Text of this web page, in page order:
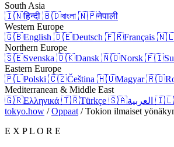
South Asia
🇮🇳हिन्दी 🇧🇩বাংলা 🇳🇵नेपाली
Western Europe
🇬🇧English 🇩🇪Deutsch 🇫🇷Français
Northern Europe
🇸🇪Svenska 🇩🇰Dansk 🇳🇴Norsk 🇫🇮
Eastern Europe
🇵🇱Polski 🇨🇿Čeština 🇭🇺Magyar🇷🇴
Mediterranean & Middle East
🇬🇷Ελληνικά 🇹🇷Türkçe 🇸🇦 🇮🇱
tokyo.how / Oppaat / Tokion ilmaiset
E X P L O R E